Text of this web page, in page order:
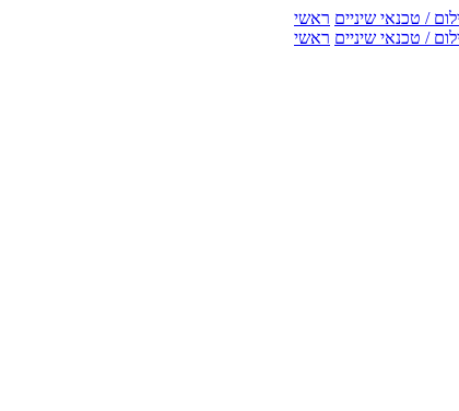
/ טכנאי שיניים ראשי
/ טכנאי שיניים ראשי